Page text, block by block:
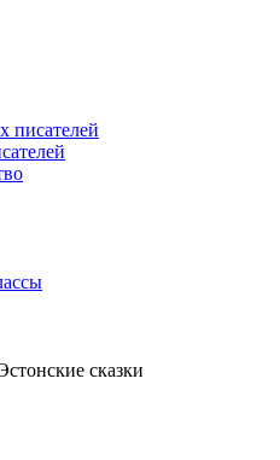
писателей
сказки